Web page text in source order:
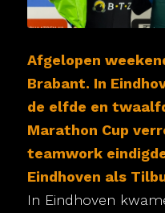
Afgelopen
Brabant. In
de elfde en
Marathon Cup
teamwork
Eindhoven als
In Eindhoven